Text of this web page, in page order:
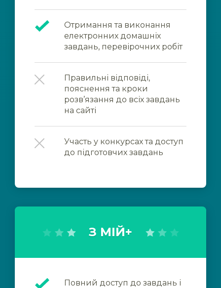
Отримання та виконання
електронних домашніх
завдань, перевірочних робіт
Правильні відповіді,
пояснення та кроки
розв’язання до всіх завдань
на сайті
Участь у конкурсах та доступ
до підготовчих завдань
З МІЙ+
Повний доступ до завдань і